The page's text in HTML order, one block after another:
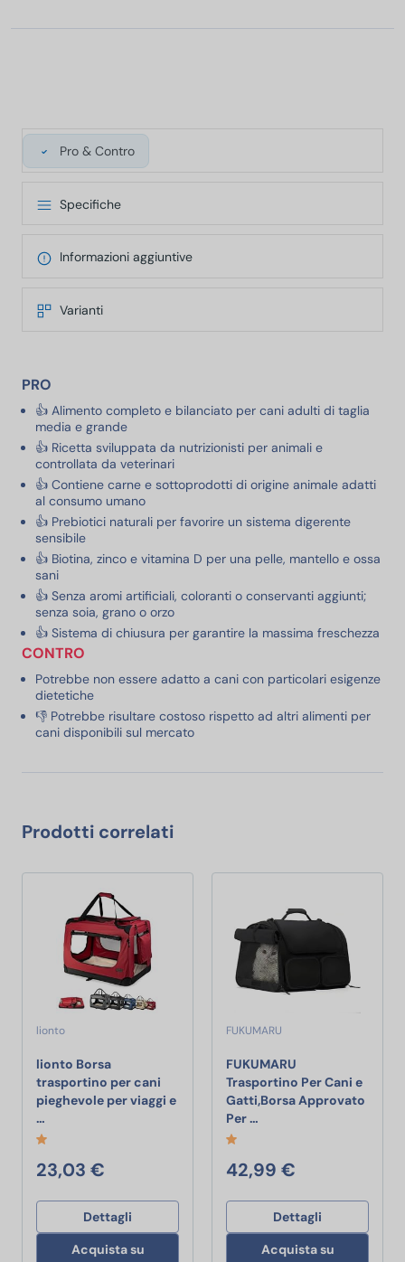
Pro & Contro
Specifiche
Informazioni aggiuntive
Varianti
PRO
👍 Alimento completo e bilanciato per cani adulti di taglia
media e grande
👍 Ricetta sviluppata da nutrizionisti per animali e
controllata da veterinari
👍 Contiene carne e sottoprodotti di origine animale adatti
al consumo umano
👍 Prebiotici naturali per favorire un sistema digerente
sensibile
👍 Biotina, zinco e vitamina D per una pelle, mantello e ossa
sani
👍 Senza aromi artificiali, coloranti o conservanti aggiunti;
senza soia, grano o orzo
👍 Sistema di chiusura per garantire la massima freschezza
CONTRO
Potrebbe non essere adatto a cani con particolari esigenze
dietetiche
👎 Potrebbe risultare costoso rispetto ad altri alimenti per
cani disponibili sul mercato
Prodotti correlati
lionto
lionto Borsa
trasportino per cani
pieghevole per viaggi e
… lionto Borsa trasportino per cani pieghevole per viaggi e
23,03 €
Dettagli
Acquista su
FUKUMARU
FUKUMARU
Trasportino Per Cani e
Gatti,Borsa Approvato
Per …
42,99 €
Dettagli
Acquista su